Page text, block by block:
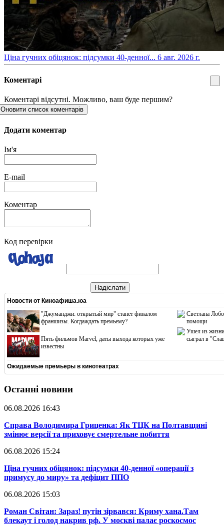
​Ціна гучних обіцянок: підсумки 40-денної... 6 авг. 2026 г.
Коментарі
Коментарі відсутні. Можливо, ваш буде першим?
Оновити список коментарів
Додати коментар
Ім'я
E-mail
Коментар
Код перевірки
Надіслати
Новости от Киноафиша.юа
"Джуманджи: открытый мир" станет финалом
франшизы. Когдаждать премьему?
Пять фильмов Marvel, даты выхода которых уже
известны
Светлана
помощи
Ушел из жизни
сыграл в
Ожидаемые премьеры в кинотеатрах
Останні новини
06.08.2026 16:43
​Справа Володимира Гриценка: Як ТЦК на Полтавщині
змінює версії та приховує смертельне побиття
06.08.2026 15:24
​Ціна гучних обіцянок: підсумки 40-денної «операції з
примусу до миру» та дефіцит ППО
06.08.2026 15:03
​Роман Світан: Зараз! путін зірвався: Криму хана.Там
блекаут і голод накрив рф. У москві палає роскосмос